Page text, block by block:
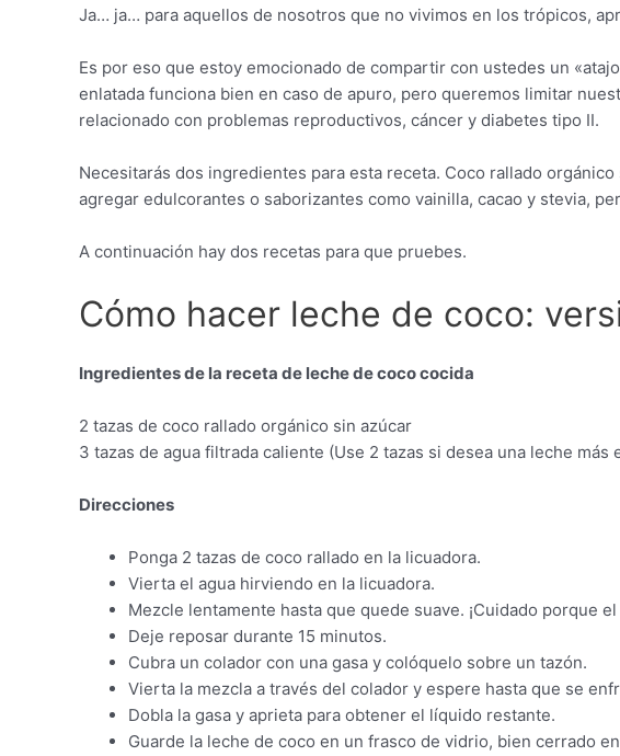
Ja… ja… para aquellos de nosotros que no vivimos en los trópicos,
Es por eso que estoy emocionado de compartir con ustedes un
enlatada funciona bien en caso de apuro, pero queremos limitar
relacionado con problemas reproductivos, cáncer y diabetes tipo II.
Necesitarás dos ingredientes para esta receta. Coco rallado
agregar edulcorantes o saborizantes como vainilla, cacao y stevia,
A continuación hay dos recetas para que pruebes.
Cómo hacer leche de coco:
Ingredientes de la receta de leche de coco cocida
2 tazas de coco rallado orgánico sin azúcar
3 tazas de agua filtrada caliente (Use 2 tazas si desea una leche más
Direcciones
Ponga 2 tazas de coco rallado en la licuadora.
Vierta el agua hirviendo en la licuadora.
Mezcle lentamente hasta que quede suave. ¡Cuidado porque el
Deje reposar durante 15 minutos.
Cubra un colador con una gasa y colóquelo sobre un tazón.
Vierta la mezcla a través del colador y espere hasta que se
Dobla la gasa y aprieta para obtener el líquido restante.
Guarde la leche de coco en un frasco de vidrio, bien cerrado